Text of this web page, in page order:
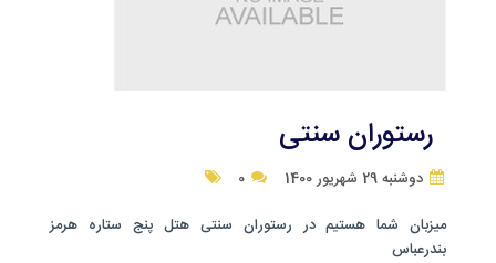
رستوران سنتی
دوشنبه 29 شهریور 1400
میزبان شما هستیم در رستوران سنتی هتل پنج ستاره هرمز
بندرعباس